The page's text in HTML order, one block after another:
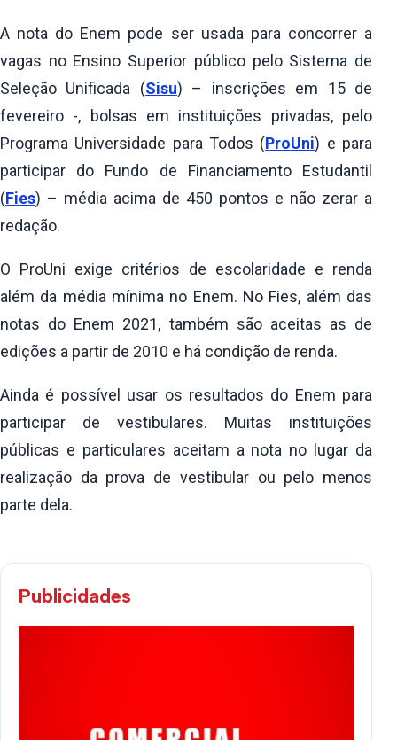
A nota do Enem pode ser usada para concorrer a
vagas no Ensino Superior público pelo Sistema de
Seleção Unificada (Sisu) – inscrições em 15 de
fevereiro -, bolsas em instituições privadas, pelo
Programa Universidade para Todos (ProUni) e para
participar do Fundo de Financiamento Estudantil
(Fies) – média acima de 450 pontos e não zerar a
redação.
O ProUni exige critérios de escolaridade e renda
além da média mínima no Enem. No Fies, além das
notas do Enem 2021, também são aceitas as de
edições a partir de 2010 e há condição de renda.
Ainda é possível usar os resultados do Enem para
participar de vestibulares. Muitas instituições
públicas e particulares aceitam a nota no lugar da
realização da prova de vestibular ou pelo menos
parte dela.
Publicidades